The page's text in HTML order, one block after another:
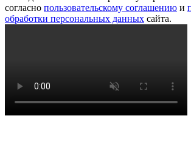
согласно пользовательскому соглашению и
обработки персональных данных сайта.